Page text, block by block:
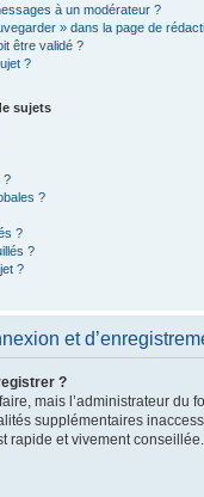
à un modérateur ?
» dans la page de
être validé ?
?
sujets
?
?
?
?
?
et
?
mais l’administrateur du
supplémentaires
rapide et vivement conseillée.